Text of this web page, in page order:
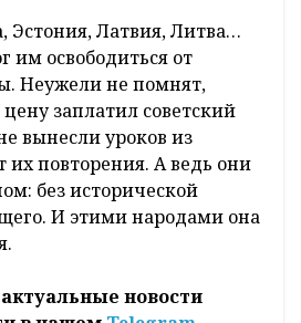
Латвия, Литва…
им освободиться от
Неужели не помнят,
заплатил советский
вынесли уроков из
их повторения. А ведь они
без исторической
И этими народами она
новости